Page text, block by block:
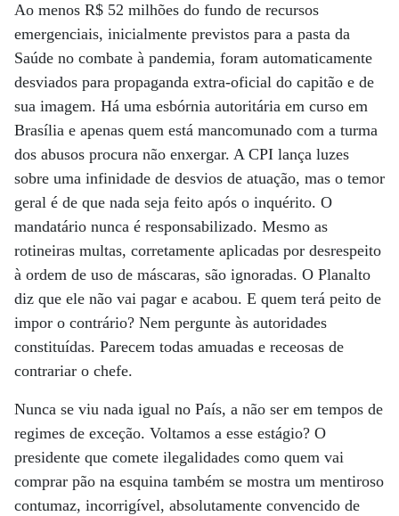
Ao menos R$ 52 milhões do fundo de recursos
emergenciais, inicialmente previstos para a pasta da
Saúde no combate à pandemia, foram automaticamente
desviados para propaganda extra-oficial do capitão e de
sua imagem. Há uma esbórnia autoritária em curso em
Brasília e apenas quem está mancomunado com a turma
dos abusos procura não enxergar. A CPI lança luzes
sobre uma infinidade de desvios de atuação, mas o temor
geral é de que nada seja feito após o inquérito. O
mandatário nunca é responsabilizado. Mesmo as
rotineiras multas, corretamente aplicadas por desrespeito
à ordem de uso de máscaras, são ignoradas. O Planalto
diz que ele não vai pagar e acabou. E quem terá peito de
impor o contrário? Nem pergunte às autoridades
constituídas. Parecem todas amuadas e receosas de
contrariar o chefe.
Nunca se viu nada igual no País, a não ser em tempos de
regimes de exceção. Voltamos a esse estágio? O
presidente que comete ilegalidades como quem vai
comprar pão na esquina também se mostra um mentiroso
contumaz, incorrigível, absolutamente convencido de